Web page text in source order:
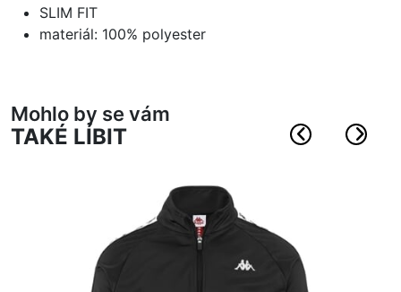
SLIM FIT
materiál: 100% polyester
Mohlo by se vám
TAKÉ LÍBIT